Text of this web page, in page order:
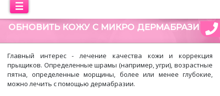
☰
ОБНОВИТЬ КОЖУ С МИКРО ДЕРМАБРАЗИЕЙ
Главный интерес - лечение качества кожи и коррекция
прыщиков. Определенные шрамы (например, угри), возрастные
пятна, определенные морщины, более или менее глубокие,
можно лечить с помощью дермабразии.